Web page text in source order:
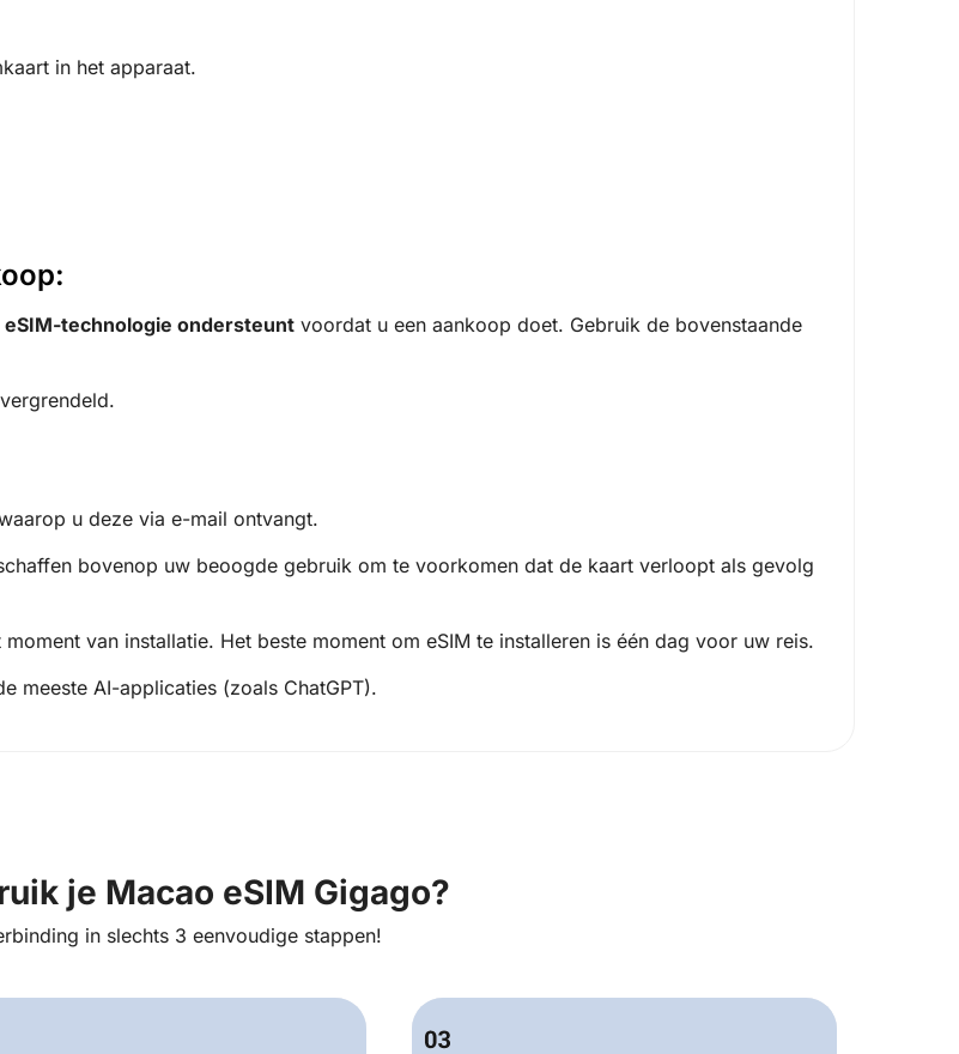
in het apparaat.
eSIM-technologie ondersteunt voordat u een aankoop doet. Gebruik de bovenstaande
u deze via e-mail ontvangt.
bovenop uw beoogde gebruik om te voorkomen dat de kaart verloopt als gevolg
van installatie. Het beste moment om eSIM te installeren is één dag voor uw reis.
meeste AI-applicaties (zoals ChatGPT).
je Macao eSIM Gigago?
in slechts 3 eenvoudige stappen!